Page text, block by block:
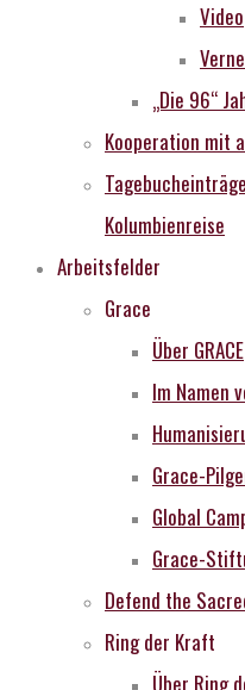
Video
„Die 96“
Kooperation mit
Kolumbienreise
Arbeitsfelder
Grace
Über GRACE
Im Namen
Grace-
Global
Grace-
Defend the
Ring der Kraft
Über Ring